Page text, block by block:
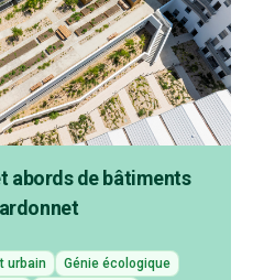
abords de bâtiments
urbain
Génie écologique